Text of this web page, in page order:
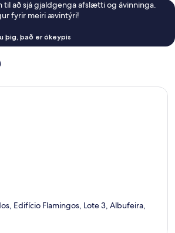
til að sjá gjaldgenga afslætti og ávinninga.
fyrir meiri ævintýri!
þig, það er ókeypis
Edifício Flamingos, Lote 3, Albufeira,